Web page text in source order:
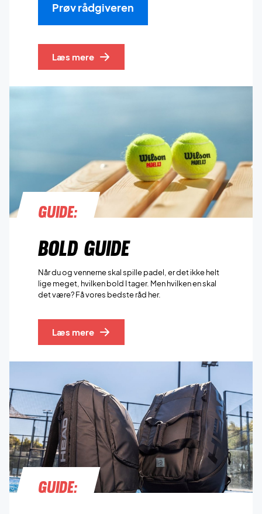
Prøv rådgiveren
Læs mere
Guide:
Bold guide
Når du og vennerne skal spille padel, er det ikke helt
lige meget, hvilken bold I tager. Men hvilken en skal
det være? Få vores bedste råd her.
Læs mere
Guide: